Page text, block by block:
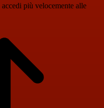
più velocemente alle